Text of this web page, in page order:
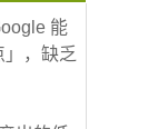
能
，缺乏